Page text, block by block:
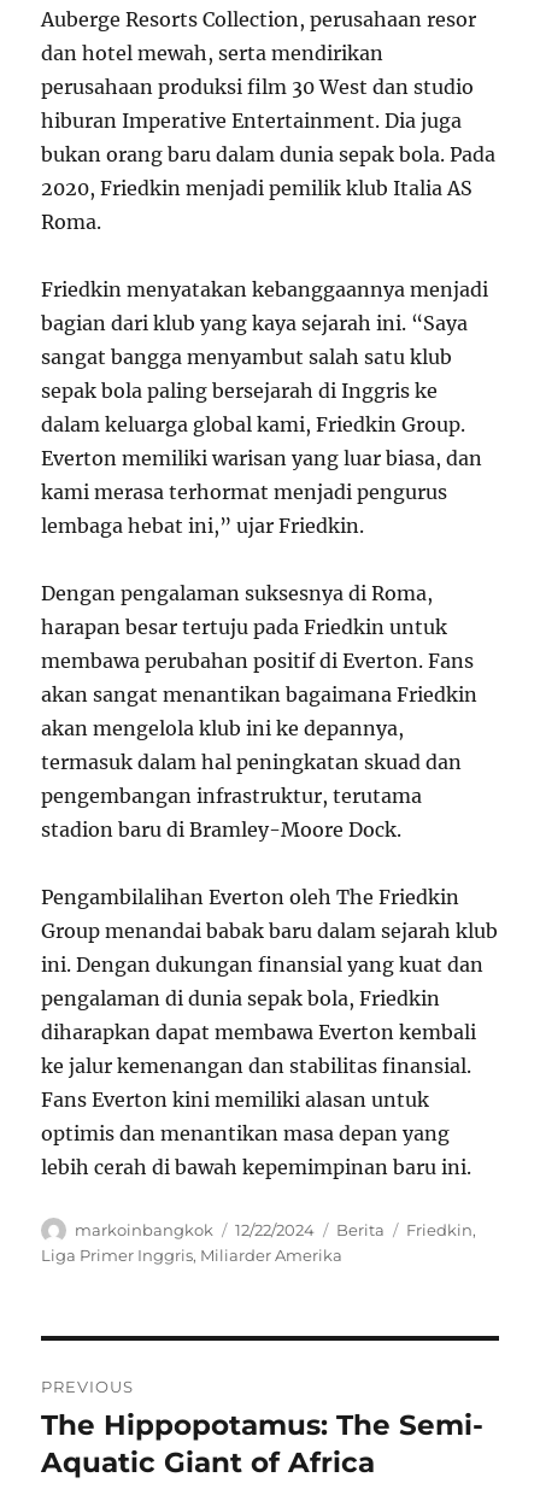
Auberge Resorts Collection, perusahaan resor
dan hotel mewah, serta mendirikan
perusahaan produksi film 30 West dan studio
hiburan Imperative Entertainment. Dia juga
bukan orang baru dalam dunia sepak bola. Pada
2020, Friedkin menjadi pemilik klub Italia AS
Roma.
Friedkin menyatakan kebanggaannya menjadi
bagian dari klub yang kaya sejarah ini. “Saya
sangat bangga menyambut salah satu klub
sepak bola paling bersejarah di Inggris ke
dalam keluarga global kami, Friedkin Group.
Everton memiliki warisan yang luar biasa, dan
kami merasa terhormat menjadi pengurus
lembaga hebat ini,” ujar Friedkin.
Dengan pengalaman suksesnya di Roma,
harapan besar tertuju pada Friedkin untuk
membawa perubahan positif di Everton. Fans
akan sangat menantikan bagaimana Friedkin
akan mengelola klub ini ke depannya,
termasuk dalam hal peningkatan skuad dan
pengembangan infrastruktur, terutama
stadion baru di Bramley-Moore Dock.
Pengambilalihan Everton oleh The Friedkin
Group menandai babak baru dalam sejarah klub
ini. Dengan dukungan finansial yang kuat dan
pengalaman di dunia sepak bola, Friedkin
diharapkan dapat membawa Everton kembali
ke jalur kemenangan dan stabilitas finansial.
Fans Everton kini memiliki alasan untuk
optimis dan menantikan masa depan yang
lebih cerah di bawah kepemimpinan baru ini.
Author
markoinbangkok
Posted
on
12/22/2024 Categories
Berita Tags
Friedkin,
Liga Primer Inggris, Miliarder Amerika
pos
PREVIOUS
Previous
post:
The Hippopotamus: The Semi-
Aquatic Giant of Africa